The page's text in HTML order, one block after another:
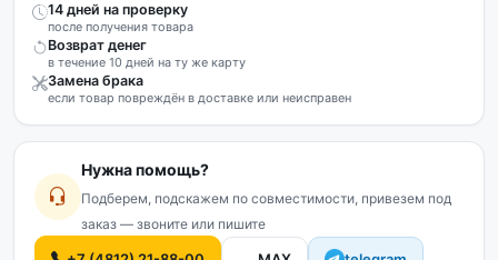
14 дней на проверку
после получения товара
Возврат денег
в течение 10 дней на ту же карту
Замена брака
если товар повреждён в доставке или неисправен
Нужна помощь?
Подберем, подскажем по совместимости, привезем под
заказ — звоните или пишите